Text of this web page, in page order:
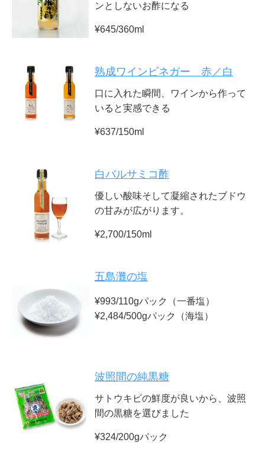
ンとしないお酢になる
¥645/360ml
熟成ワインビネガー 赤／白
口に入れた瞬間、ワインから作って
いると実感できる
¥637/150ml
白バルサミコ酢
優しい酸味そして凝縮されたブドウ
の甘みが広がります。
¥2,700/150ml
五島灘の塩
¥993/110gパック（一番塩）
¥2,484/500gパック（海塩）
波照間の純黒糖
サトウキビの鮮度が良いから、波照
間の黒糖を選びました
¥324/200gパック